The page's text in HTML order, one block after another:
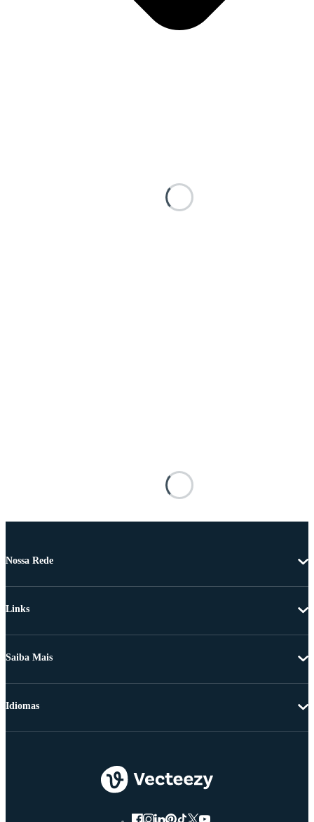
Nossa Rede
Links
Saiba Mais
Idiomas